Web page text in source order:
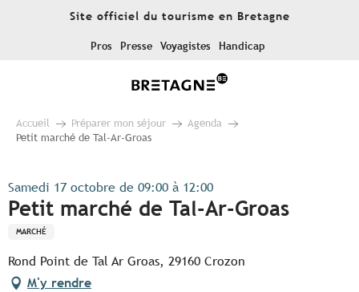
Site officiel du tourisme en Bretagne
Pros Presse Voyagistes Handicap
Accueil Préparer mon séjour
Agenda
Petit marché de Tal-Ar-Groas
Samedi 17 octobre de 09:00 à 12:00
Petit marché de Tal-Ar-Groas
MARCHÉ
Rond Point de Tal Ar Groas, 29160 Crozon
M'y rendre